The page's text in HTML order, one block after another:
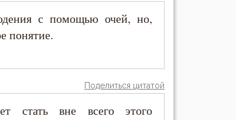
с помощью очей, но,
понятие.
Поделиться цитатой
стать вне всего этого